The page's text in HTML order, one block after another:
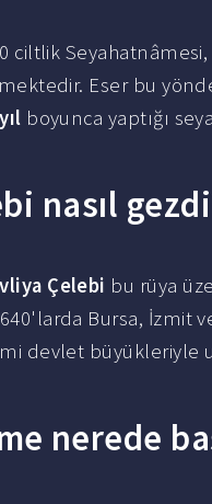
ciltlik
Eser bu
yıl boyunca yaptığı
nasıl
Çelebi bu rüya
Bursa, İzmit
devlet büyükleriyle
nerede